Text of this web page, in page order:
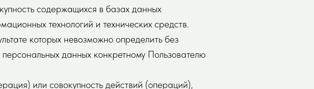
содержащихся в базах данных
технологий и технических средств.
которых невозможно определить без
данных конкретному Пользователю
или совокупность действий (операций),